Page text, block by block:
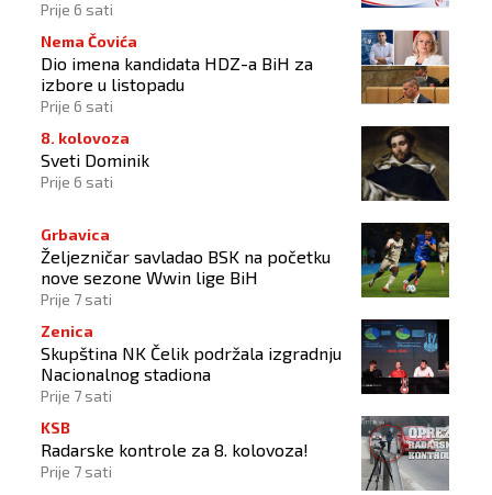
2034.
Prije 6 sati
Nema Čovića
Dio imena kandidata HDZ-a BiH za
izbore u listopadu
Prije 6 sati
8. kolovoza
Sveti Dominik
Prije 6 sati
Grbavica
Željezničar savladao BSK na početku
nove sezone Wwin lige BiH
Prije 7 sati
Zenica
Skupština NK Čelik podržala izgradnju
Nacionalnog stadiona
Prije 7 sati
KSB
Radarske kontrole za 8. kolovoza!
Prije 7 sati